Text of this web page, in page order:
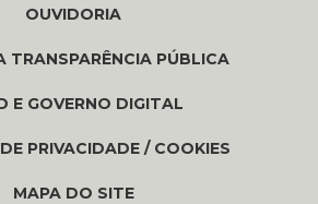
OUVIDORIA
TRANSPARÊNCIA PÚBLICA
E GOVERNO DIGITAL
PRIVACIDADE / COOKIES
MAPA DO SITE